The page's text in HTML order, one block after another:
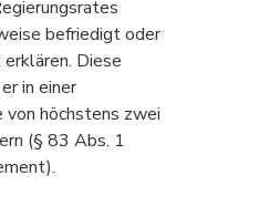
befriedigt oder
Diese
in einer
von höchstens zwei
(§ 83 Abs. 1